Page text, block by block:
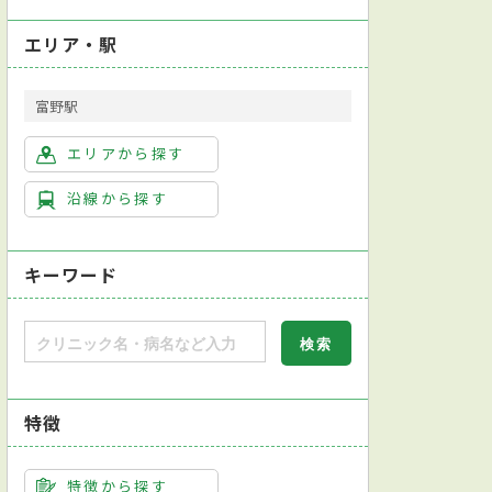
エリア・駅
富野駅
エリアから探す
沿線から探す
キーワード
特徴
特徴から探す